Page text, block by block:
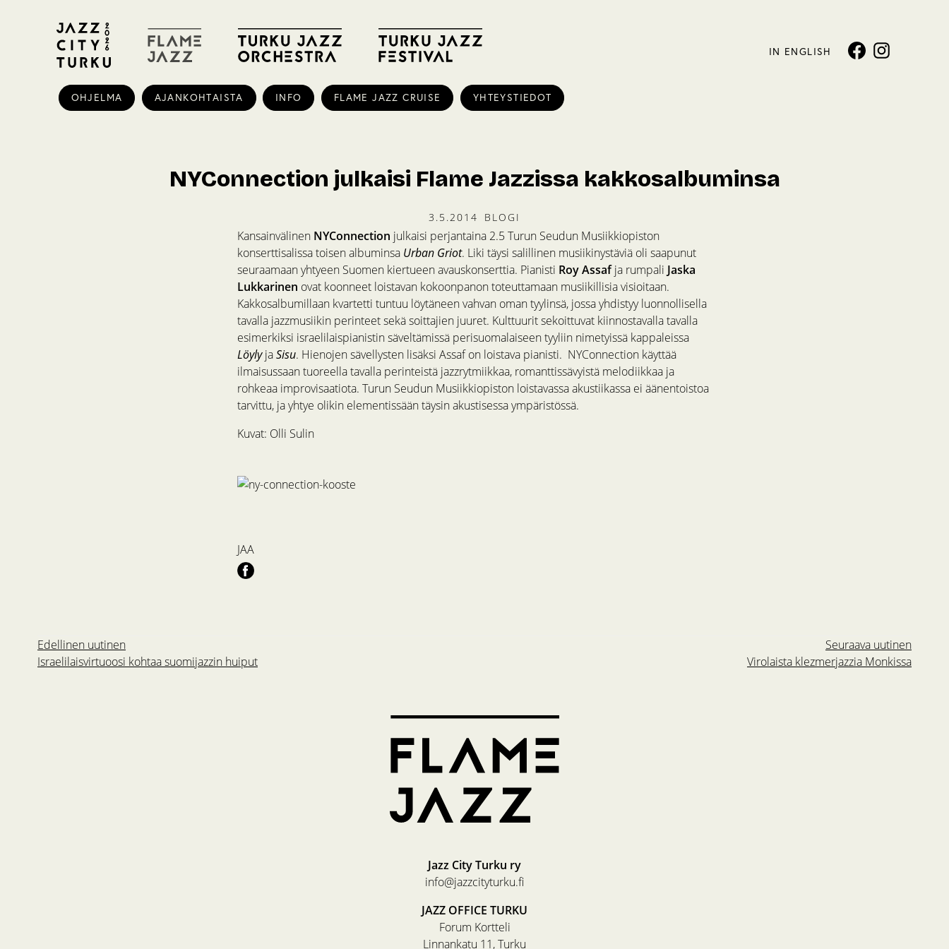
IN ENGLISH
OHJELMA AJANKOHTAISTA INFO FLAME JAZZ CRUISE YHTEYSTIEDOT
NYConnection julkaisi Flame Jazzissa kakkosalbuminsa
3.5.2014 BLOGI
Kansainvälinen NYConnection julkaisi perjantaina 2.5 Turun Seudun Musiikkiopiston
konserttisalissa toisen albuminsa Urban Griot. Liki täysi salillinen musiikinystäviä oli saapunut
seuraamaan yhtyeen Suomen kiertueen avauskonserttia. Pianisti Roy Assafja rumpali Jaska
Lukkarinen ovat koonneet loistavan kokoonpanon toteuttamaan musiikillisia visioitaan.
Kakkosalbumillaan kvartetti tuntuu löytäneen vahvan oman tyylinsä, jossa yhdistyy luonnollisella
tavalla jazzmusiikin perinteet sekä soittajien juuret. Kulttuurit sekoittuvat kiinnostavalla tavalla
esimerkiksi israelilaispianistin säveltämissä perisuomalaiseen tyyliin nimetyissä kappaleissa
LöylyjaSisu. Hienojen sävellysten lisäksi Assaf on loistava pianisti. NYConnection käyttää
ilmaisussaan tuoreella tavalla perinteistä jazzrytmiikkaa, romanttissävyistä melodiikkaa ja
rohkeaa improvisaatiota. Turun Seudun Musiikkiopiston loistavassa akustiikassa ei äänentoistoa
tarvittu, ja yhtye olikin elementissään täysin akustisessa ympäristössä.
Kuvat: Olli Sulin
JAA
Seuraava uutinen
Virolaista klezmerjazzia Monkissa
Edellinen uutinen
Israelilaisvirtuoosi kohtaa suomijazzin huiput
Jazz City Turku ry
info@jazzcityturku.fi
JAZZ OFFICE TURKU
Forum Kortteli
Linnankatu 11, Turku